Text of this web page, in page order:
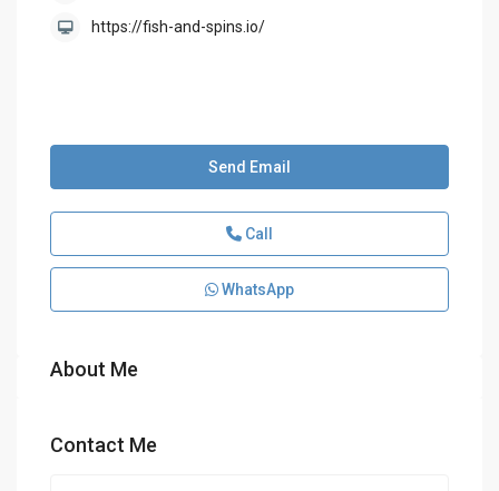
https://fish-and-spins.io/
Send Email
Call
WhatsApp
About Me
Contact Me